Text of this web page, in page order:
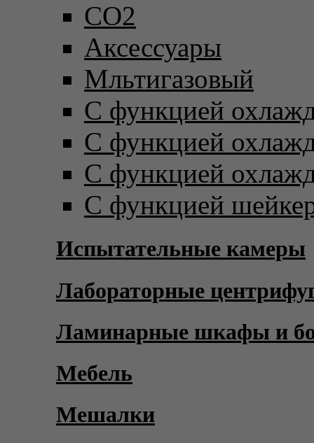
CO2
Аксессуары
Мльтигазовый
С функцией
С функцией
С функцией
С функцией
Испытательные камеры
Лабораторные
Ламинарные шкафы и
Мебель
Мешалки